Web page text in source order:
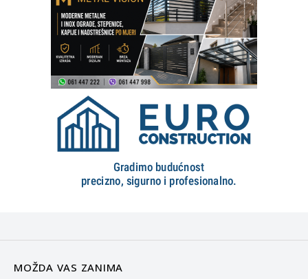
MOŽDA VAS ZANIMA